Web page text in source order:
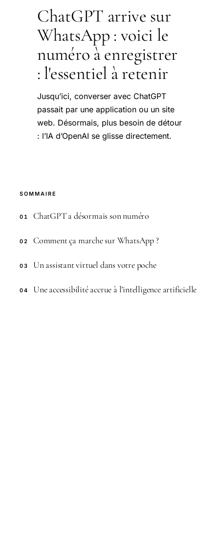
ChatGPT arrive sur
WhatsApp : voici le
numéro à enregistrer
: l'essentiel à retenir
Jusqu’ici, converser avec ChatGPT
passait par une application ou un site
web. Désormais, plus besoin de détour
: l’IA d’OpenAI se glisse directement.
SOMMAIRE
01 ChatGPT a désormais son numéro
02 Comment ça marche sur WhatsApp ?
03 Un assistant virtuel dans votre poche
04 Une accessibilité accrue à l’intelligence artificielle